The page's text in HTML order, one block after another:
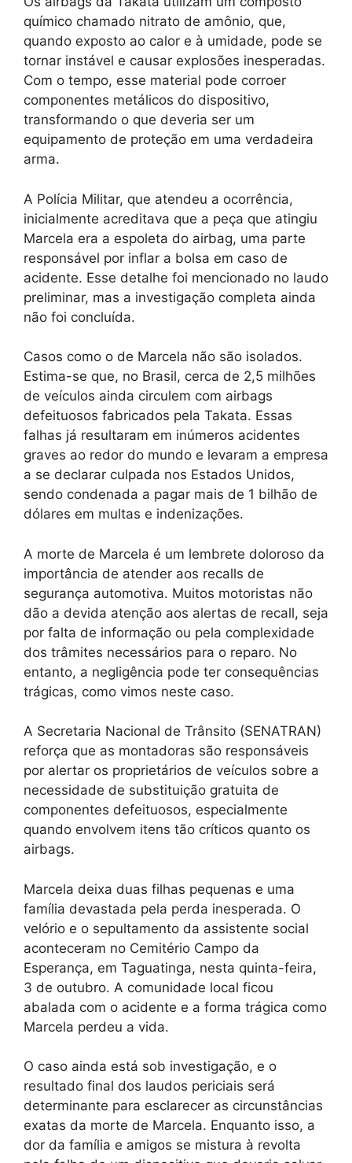
químico chamado nitrato de amônio, que,
quando exposto ao calor e à umidade, pode se
tornar instável e causar explosões inesperadas.
Com o tempo, esse material pode corroer
componentes metálicos do dispositivo,
transformando o que deveria ser um
equipamento de proteção em uma verdadeira
arma.
A Polícia Militar, que atendeu a ocorrência,
inicialmente acreditava que a peça que atingiu
Marcela era a espoleta do airbag, uma parte
responsável por inflar a bolsa em caso de
acidente. Esse detalhe foi mencionado no laudo
preliminar, mas a investigação completa ainda
não foi concluída.
Casos como o de Marcela não são isolados.
Estima-se que, no Brasil, cerca de 2,5 milhões
de veículos ainda circulem com airbags
defeituosos fabricados pela Takata. Essas
falhas já resultaram em inúmeros acidentes
graves ao redor do mundo e levaram a empresa
a se declarar culpada nos Estados Unidos,
sendo condenada a pagar mais de 1 bilhão de
dólares em multas e indenizações.
A morte de Marcela é um lembrete doloroso da
importância de atender aos recalls de
segurança automotiva. Muitos motoristas não
dão a devida atenção aos alertas de recall, seja
por falta de informação ou pela complexidade
dos trâmites necessários para o reparo. No
entanto, a negligência pode ter consequências
trágicas, como vimos neste caso.
A Secretaria Nacional de Trânsito (SENATRAN)
reforça que as montadoras são responsáveis
por alertar os proprietários de veículos sobre a
necessidade de substituição gratuita de
componentes defeituosos, especialmente
quando envolvem itens tão críticos quanto os
airbags.
Marcela deixa duas filhas pequenas e uma
família devastada pela perda inesperada. O
velório e o sepultamento da assistente social
aconteceram no Cemitério Campo da
Esperança, em Taguatinga, nesta quinta-feira,
3 de outubro. A comunidade local ficou
abalada com o acidente e a forma trágica como
Marcela perdeu a vida.
O caso ainda está sob investigação, e o
resultado final dos laudos periciais será
determinante para esclarecer as circunstâncias
exatas da morte de Marcela. Enquanto isso, a
dor da família e amigos se mistura à revolta